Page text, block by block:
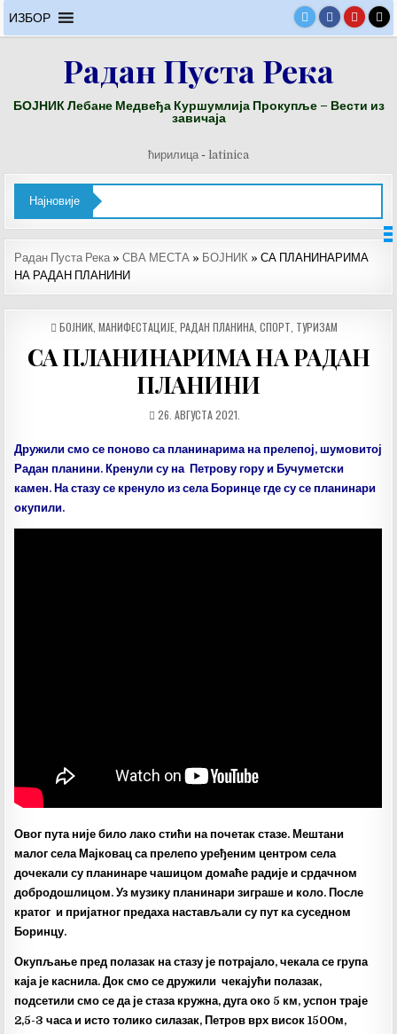
to
ИЗБОР
Радан Пуста Река
БОЈНИК Лебане Медвеђа Куршумлија Прокупље – Вести из
завичаја
ћирилица - latinica
Најновије
Радан Пуста Река»СВА МЕСТА » БОЈНИК »СА ПЛАНИНАРИМА
НА РАДАН ПЛАНИНИ
POSTED
БОЈНИК МАНИФЕСТАЦИЈЕ РАДАН ПЛАНИНА СПОРТ ТУРИЗАМ
СА ПЛАНИНАРИМА НА РАДАН
ПЛАНИНИ
ДАТУМ
26. АВГУСТА 2021.
Дружили смо се поново са планинарима на прелепој, шумовитој
Радан планини. Кренули су на Петрову гору и Бучуметски
камен. На стазу се кренуло из села Боринце где су се планинари
окупили.
Овог пута није било лако стићи на почетак стазе. Мештани
малог села Мајковац са прелепо уређеним центром села
дочекали су планинаре чашицом домаће радије и срдачном
добродошлицом. Уз музику планинари зиграше и коло. После
кратог и пријатног предаха настављали су пут ка суседном
Боринцу.
Окупљање пред полазак на стазу је потрајало, чекала се група
каја је каснила. Док смо се дружили чекајући полазак,
подсетили смо се да је стаза кружна, дуга око 5 км, успон траје
2,5-3 часа и исто толико силазак, Петров врх висок 1500м,